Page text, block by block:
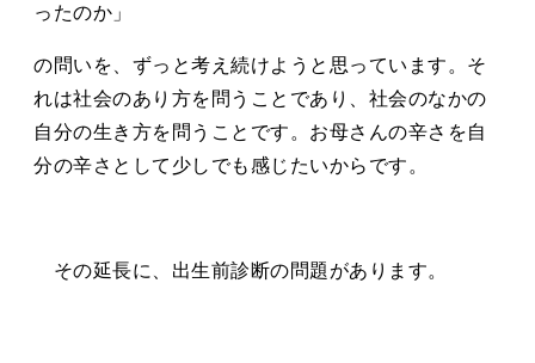
ったのか」
の問いを、ずっと考え続けようと思っています。そ
れは社会のあり方を問うことであり、社会のなかの
自分の生き方を問うことです。お母さんの辛さを自
分の辛さとして少しでも感じたいからです。
その延長に、出生前診断の問題があります。